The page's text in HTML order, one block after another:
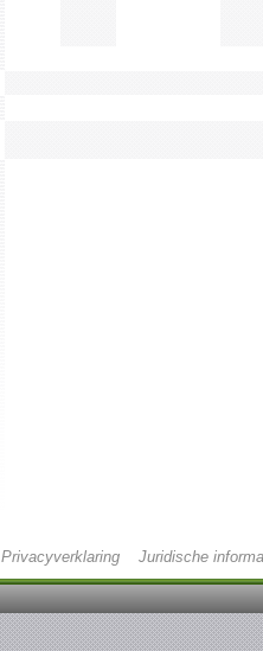
Privacyverklaring Juridische